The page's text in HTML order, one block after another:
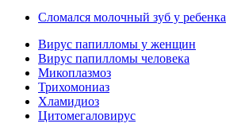
Сломался молочный зуб у ребенка
Вирус папилломы у женщин
Вирус папилломы человека
Микоплазмоз
Трихомониаз
Хламидиоз
Цитомегаловирус